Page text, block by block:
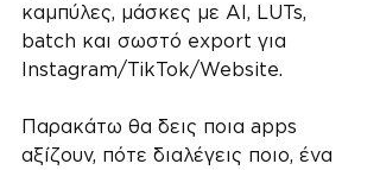
καμπύλες, μάσκες με AI, LUTs,
batch και σωστό export για
Instagram/TikTok/Website.
Παρακάτω θα δεις ποια apps
αξίζουν, πότε διαλέγεις ποιο, ένα